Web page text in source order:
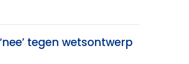
tegen wetsontwerp